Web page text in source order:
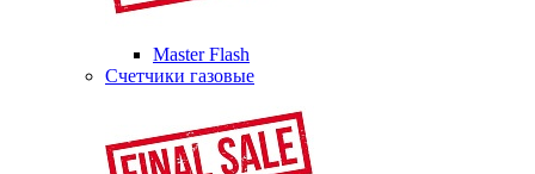
Master Flash
Счетчики газовые